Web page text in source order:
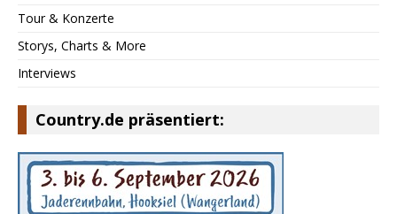
Tour & Konzerte
Storys, Charts & More
Interviews
Country.de präsentiert: